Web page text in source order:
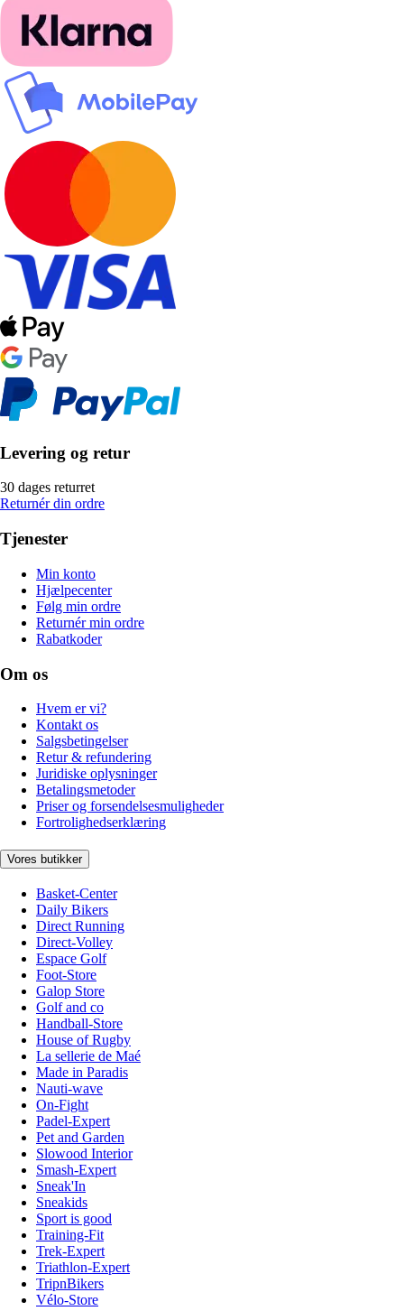
Levering og retur
30 dages returret
Returnér din ordre
Tjenester
Min konto
Hjælpecenter
Følg min ordre
Returnér min ordre
Rabatkoder
Om os
Hvem er vi?
Kontakt os
Salgsbetingelser
Retur & refundering
Juridiske oplysninger
Betalingsmetoder
Priser og forsendelsesmuligheder
Fortrolighedserklæring
Vores butikker
Basket-Center
Daily Bikers
Direct Running
Direct-Volley
Espace Golf
Foot-Store
Galop Store
Golf and co
Handball-Store
House of Rugby
La sellerie de Maé
Made in Paradis
Nauti-wave
On-Fight
Padel-Expert
Pet and Garden
Slowood Interior
Smash-Expert
Sneak'In
Sneakids
Sport is good
Training-Fit
Trek-Expert
Triathlon-Expert
TripnBikers
Vélo-Store